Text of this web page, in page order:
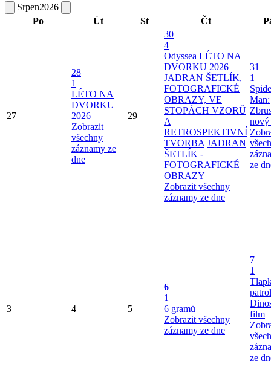
Srpen2026
Po
Út St Čt
27
28
1
LÉTO NA
DVORKU
2026
Zobrazit
všechny
záznamy ze
dne
29
30
4
Odyssea LÉTO NA
DVORKU 2026
JADRAN ŠETLÍK,
FOTOGRAFICKÉ
OBRAZY, VE
STOPÁCH VZORŮ
A
RETROSPEKTIVNÍ
TVORBA JADRAN
ŠETLÍK -
FOTOGRAFICKÉ
OBRAZY
Zobrazit všechny
záznamy ze dne
31
1
Man:
nový
ze
3 4 5
6
1
6 gramů
Zobrazit všechny
záznamy ze dne
7
1
film
ze